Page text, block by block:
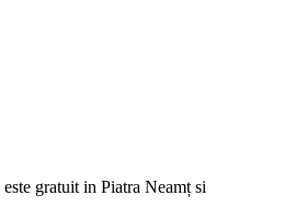
este gratuit in Piatra Neamț si